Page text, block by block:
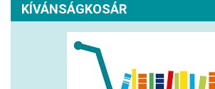
KÍVÁNSÁGKOSÁR